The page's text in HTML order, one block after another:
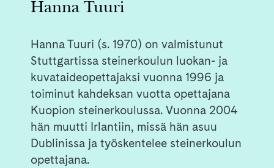
Hanna Tuuri
Hanna Tuuri (s. 1970) on valmistunut
Stuttgartissa steinerkoulun luokan- ja
kuvataideopettajaksi vuonna 1996 ja
toiminut kahdeksan vuotta opettajana
Kuopion steinerkoulussa. Vuonna 2004
hän muutti Irlantiin, missä hän asuu
Dublinissa ja työskentelee steinerkoulun
opettajana.